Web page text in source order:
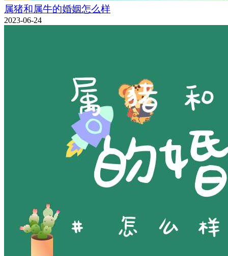
属猪和属牛的婚姻怎么样
2023-06-24